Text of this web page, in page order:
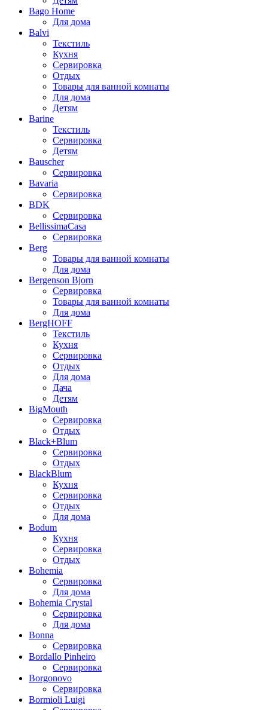
Bago Home
Для дома
Balvi
Текстиль
Кухня
Сервировка
Отдых
Товары для ванной комнаты
Для дома
Детям
Barine
Текстиль
Сервировка
Детям
Bauscher
Сервировка
Bavaria
Сервировка
BDK
Сервировка
BellissimaCasa
Сервировка
Berg
Товары для ванной комнаты
Для дома
Bergenson Bjorn
Сервировка
Товары для ванной комнаты
Для дома
BergHOFF
Текстиль
Кухня
Сервировка
Отдых
Для дома
Дача
Детям
BigMouth
Сервировка
Отдых
Black+Blum
Сервировка
Отдых
BlackBlum
Кухня
Сервировка
Отдых
Для дома
Bodum
Кухня
Сервировка
Отдых
Bohemia
Сервировка
Для дома
Bohemia Crystal
Сервировка
Для дома
Bonna
Сервировка
Bordallo Pinheiro
Сервировка
Borgonovo
Сервировка
Bormioli Luigi